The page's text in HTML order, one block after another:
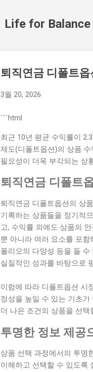
Life for Balance
퇴직연금 디폴트
3월 20, 2026
```html
최근 10년 평균 수익률이
제도(디폴트옵션)의 상품
필요성이 더욱 부각되는 상
퇴직연금 디폴트
퇴직연금 디폴트옵션의 상
기록하는 상품들을 정기적
고, 수익률 외에도 상품의
뿐 아니라 여러 요소를 포
폴리오의 다양성 등을 들
실질적인 성과를 바탕으로
이럼에 따라 디폴트옵션 시
정성을 높일 수 있는 기초
더 나은 조건의 상품을 선
투명한 정보 제공
상품 선택 과정에서의 투명
이해하고 선택할 수 있도록